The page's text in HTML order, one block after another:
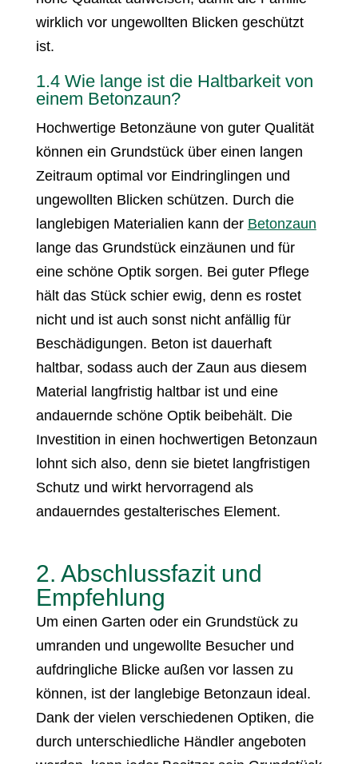
wirklich vor ungewollten Blicken geschützt
ist.
1.4 Wie lange ist die Haltbarkeit von
einem Betonzaun?
Hochwertige Betonzäune von guter Qualität
können ein Grundstück über einen langen
Zeitraum optimal vor Eindringlingen und
ungewollten Blicken schützen. Durch die
langlebigen Materialien kann der Betonzaun
lange das Grundstück einzäunen und für
eine schöne Optik sorgen. Bei guter Pflege
hält das Stück schier ewig, denn es rostet
nicht und ist auch sonst nicht anfällig für
Beschädigungen. Beton ist dauerhaft
haltbar, sodass auch der Zaun aus diesem
Material langfristig haltbar ist und eine
andauernde schöne Optik beibehält. Die
Investition in einen hochwertigen Betonzaun
lohnt sich also, denn sie bietet langfristigen
Schutz und wirkt hervorragend als
andauerndes gestalterisches Element.
2. Abschlussfazit und
Empfehlung
Um einen Garten oder ein Grundstück zu
umranden und ungewollte Besucher und
aufdringliche Blicke außen vor lassen zu
können, ist der langlebige Betonzaun ideal.
Dank der vielen verschiedenen Optiken, die
durch unterschiedliche Händler angeboten